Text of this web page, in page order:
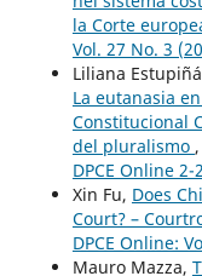
la Corte
Vol. 27 No. 3
Liliana
La eutanasia
Constitucional
del pluralismo ,
DPCE Online 2-
Xin Fu, Does
Court? –
DPCE Online:
Mauro Mazza,